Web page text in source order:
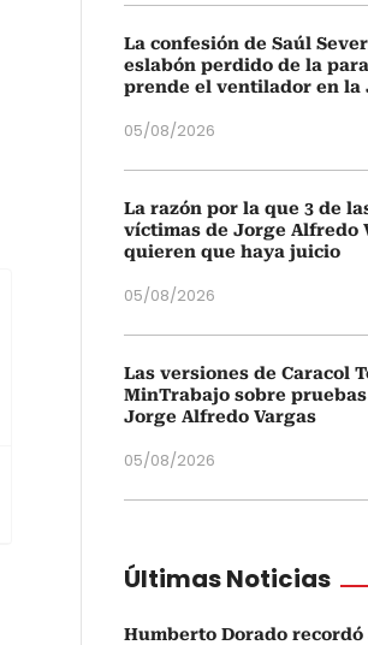
La confesión de Saúl
eslabón perdido de la
prende el ventilador en la
05/08/2026
La razón por la que 3 de
víctimas de Jorge Alfredo
quieren que haya juicio
05/08/2026
Las versiones de Caracol
MinTrabajo sobre
Jorge Alfredo Vargas
05/08/2026
Últimas Noticias
Humberto Dorado recordó